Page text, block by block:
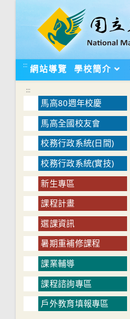
::: 網站導覽 學校簡介
:::
馬高80週年校慶
馬高全國校友會
校務行政系統(日間)
校務行政系統(實技)
新生專區
課程計畫
選課資訊
暑期重補修課程
課業輔導
課程諮詢專區
戶外教育填報專區